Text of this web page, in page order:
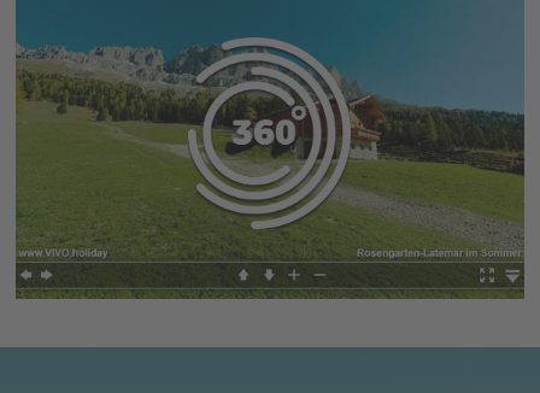
od 1 550 do 2 500 m, zaručeny fantastické podmínky po celou
sezónu.
Lyžování Carezza Dolomity
Ski Area Carezza ve Val d'Egaje známá jako slunné a rodinné
lyžařské středisko. Carezza Skije opravdovým rájem pro
celou rodinu. Vzhledem k různým stupňům obtížnosti41 km
sjezdovek(55 % je klasifikováno jako lehké, 30 % střední a 15